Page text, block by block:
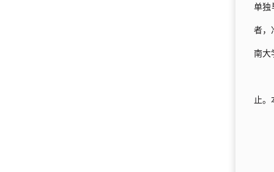
单独
者，
南大
止。